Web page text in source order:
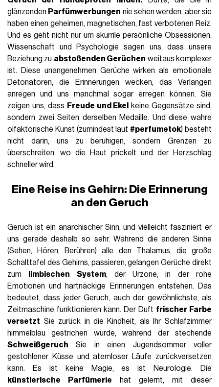
glänzenden Parfümwerbungen nie sehen werden, aber sie
haben einen geheimen, magnetischen, fast verbotenen Reiz.
Und es geht nicht nur um skurrile persönliche Obsessionen.
Wissenschaft und Psychologie sagen uns, dass unsere
Beziehung zu abstoßenden Gerüchen weitaus komplexer
ist. Diese unangenehmen Gerüche wirken als emotionale
Detonatoren, die Erinnerungen wecken, das Verlangen
anregen und uns manchmal sogar erregen können. Sie
zeigen uns, dass Freude und Ekel
keine Gegensätze sind,
sondern zwei Seiten derselben Medaille. Und diese wahre
olfaktorische Kunst (zumindest laut#perfumetok) besteht
nicht darin, uns zu beruhigen, sondern Grenzen zu
überschreiten, wo die Haut prickelt und der Herzschlag
schneller wird.
Eine Reise ins Gehirn: Die Erinnerung
an den Geruch
Geruch ist ein anarchischer Sinn, und vielleicht fasziniert er
uns gerade deshalb so sehr. Während die anderen Sinne
(Sehen, Hören, Berühren) alle den Thalamus, die große
Schalttafel des Gehirns, passieren, gelangen Gerüche direkt
zum
limbischen System, der Urzone, in der rohe
Emotionen und hartnäckige Erinnerungen entstehen. Das
bedeutet, dass jeder Geruch, auch der gewöhnlichste, als
Zeitmaschine funktionieren kann. Der Duft frischer Farbe
versetzt Sie zurück in die Kindheit, als Ihr Schlafzimmer
himmelblau gestrichen wurde, während der stechende
Schweißgeruch Sie in einen Jugendsommer voller
gestohlener Küsse und atemloser Läufe zurückversetzen
kann. Es ist keine Magie, es ist Neurologie. Die
künstlerische Parfümerie hat gelernt, mit dieser